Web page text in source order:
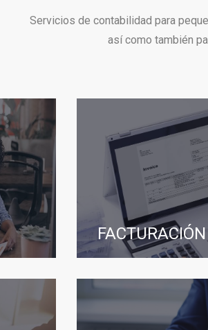
Servicios de contabilidad para
así como también
FACTURACIÓN